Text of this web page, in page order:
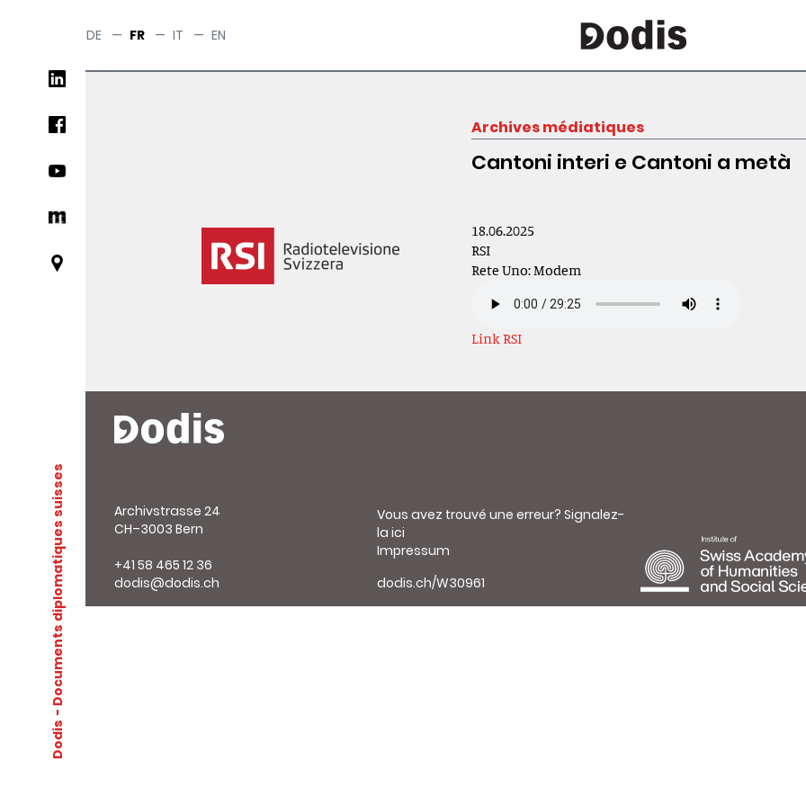
content
DE — FR — IT — EN
Social
links
Dodis
- Documents diplomatiques suisses
Archives médiatiques
Cantoni interi e Cantoni a metà
18.06.2025
RSI
Rete Uno: Modem
Link RSI
Archivstrasse 24
CH–3003 Bern
+41 58 465 12 36
dodis@dodis.ch
Vous avez trouvé une erreur?Signalez-
la ici
Impressum
dodis.ch/W30961